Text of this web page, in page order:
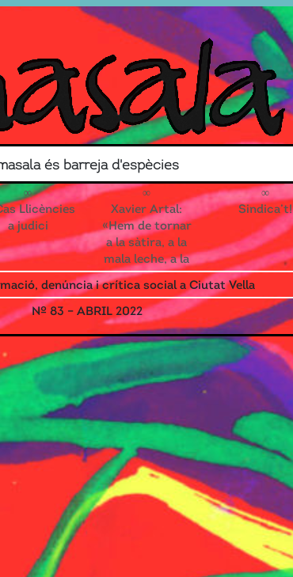
és barreja d'espècies
Search for
Llicències
a judici
Xavier Artal:
«Hem de tornar
a la sàtira, a la
mala leche, a la
reivindicació
que toca els
ous»
Sindica’t!
denúncia i crítica social a Ciutat Vella
Nº 83 – ABRIL 2022